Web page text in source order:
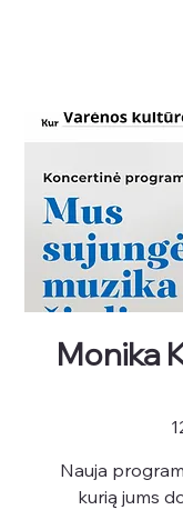
Monika
Nauja
kurią jums